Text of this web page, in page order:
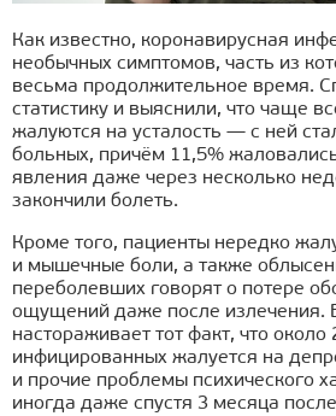
Как известно, коронавирусная
необычных симптомов, часть из
весьма продолжительное время.
статистику и выяснили, что чаще
жалуются на усталость — с ней
больных, причём 11,5%
явления даже через несколько
закончили болеть.
Кроме того, пациенты нередко
и мышечные боли, а также
переболевших говорят о потере
ощущений даже после излечения.
настораживает тот факт, что около
инфицированных жалуется на
и прочие проблемы психического
иногда даже спустя 3 месяца